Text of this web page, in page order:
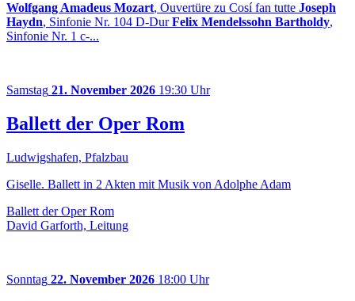
Wolfgang Amadeus Mozart, Ouvertüre zu Cosí fan tutte Joseph
Haydn, Sinfonie Nr. 104 D-DurFelix Mendelssohn Bartholdy,
Sinfonie Nr. 1 c-...
Samstag 21. November 2026 19:30 Uhr
Ballett der Oper Rom
Ludwigshafen, Pfalzbau
Giselle. Ballett in 2 Akten mit Musik von Adolphe Adam
Ballett der Oper Rom
David Garforth, Leitung
Sonntag 22. November 2026 18:00 Uhr